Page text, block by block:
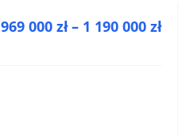
969 000 zł – 1 190 000 zł